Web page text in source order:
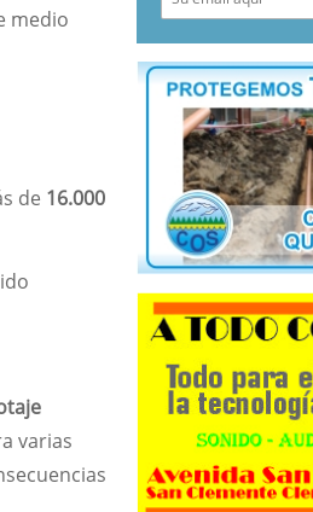
medio
de 16.000
varias